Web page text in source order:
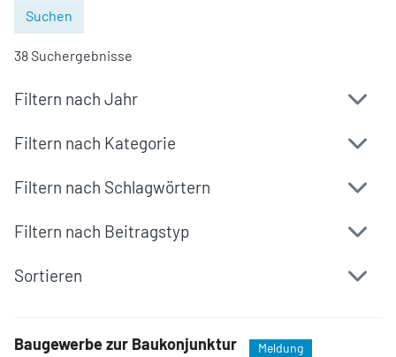
38 Suchergebnisse
Filtern nach Jahr
Filtern nach Kategorie
Filtern nach Schlagwörtern
Filtern nach Beitragstyp
Sortieren
Baugewerbe zur Baukonjunktur Meldung